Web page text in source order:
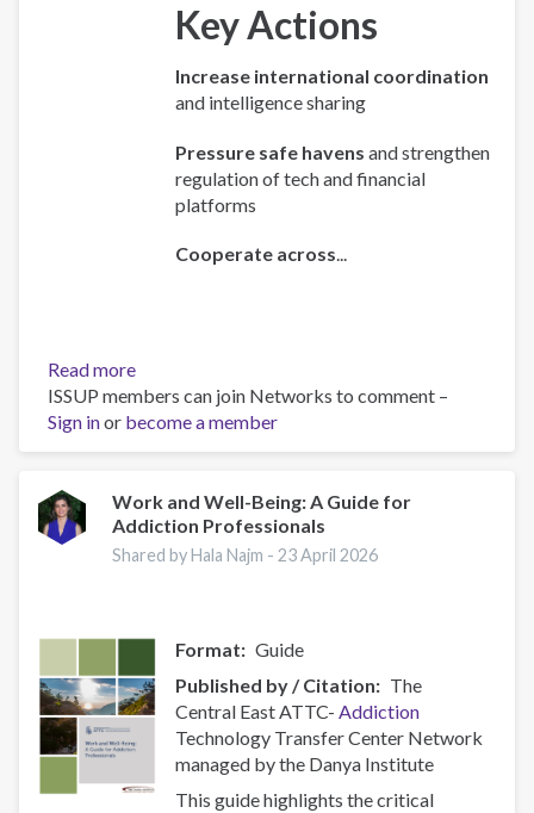
Key Actions
Increase international coordination
and intelligence sharing
Pressure safe havens and strengthen
regulation of tech and financial
platforms
Cooperate across
Read more
Policy
Brief:
Scam
–
Combating
a
ISSUP members can join Networks to comment –
Sign inor become a member
Work and Well-Being: A Guide for
Addiction Professionals
Shared by Hala Najm -23 April 2026
Format
Guide
Published by / Citation
The
Central East ATTC-Addiction
Technology Transfer Center Network
managed by the Danya Institute
This guide highlights the critical